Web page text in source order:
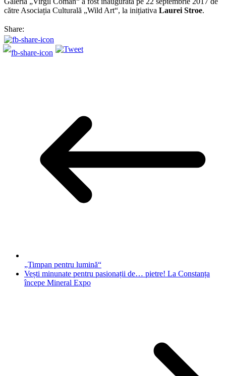
către Asociația Culturală „Wild Art“, la inițiativa Laurei Stroe.
Share:
„Timpan pentru lumină“
Vești minunate pentru pasionații de… pietre! La Constanța
începe Mineral Expo